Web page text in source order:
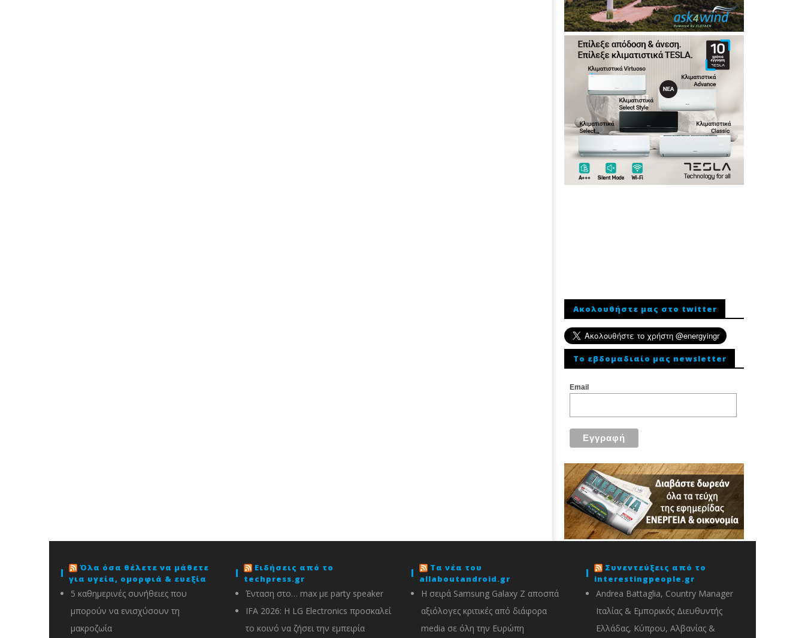
Ακολουθήστε μας στο twitter
To εβδομαδιαίο μας newsletter
Email
Όλα όσα θέλετε να μάθετε
για υγεία, ομορφιά & ευεξία
5 καθημερινές συνήθειες που
μπορούν να ενισχύσουν τη
μακροζωία
Ειδήσεις από το
techpress.gr
Ένταση στο… max με party speaker
IFA 2026: Η LG Electronics προσκαλεί
το κοινό να ζήσει την εμπειρία
Τα νέα του
allaboutandroid.gr
Η σειρά Samsung Galaxy Z αποσπά
αξιόλογες κριτικές από διάφορα
media σε όλη την Ευρώπη
Συνεντεύξεις από το
interestingpeople.gr
Andrea Battaglia, Country Manager
Ιταλίας & Εμπορικός Διευθυντής
Ελλάδας, Κύπρου, Αλβανίας &